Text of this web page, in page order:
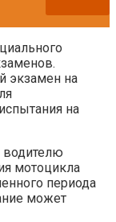
экзамен на
на
водителю
мотоцикла
периода
может